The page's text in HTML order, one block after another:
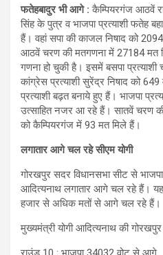
फतेहबादुर भी आगे :कैम्पियरगंज आठवें
सिंह के पुत्र व भाजपा प्रत्याशी फतेह
हैं। वहां सपा की काजल निषाद को
आठवें चरण की मतगणना में 27184 मत
गणना हो चुकी है। इसमें बसपा प्रत्याशी
कांग्रेस प्रत्याशी सुरेंद्र निषाद को
प्रत्याशी बढ़त बनाये हुए हैं। भाजपा
उत्साहित नजर आ रहे हैं। सातवें चरण
को कैम्पियरगंज में 93 मत मिले हैं।
लगातार आगे चल रहे सीएम योगी
गोरखपुर सदर व‍िधानसभा सीट से भाजपा
आदित्यनाथ लगातार आगे चल रहे हैं।
हजार से अध‍िक मतों से आगे चल रहे हैं।
मुख्यमंत्री योगी आदित्यनाथ की